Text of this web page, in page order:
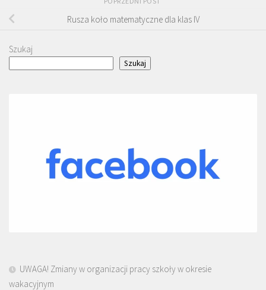
Rusza koło matematyczne dla klas IV
Szukaj
Szukaj
UWAGA! Zmiany w organizacji pracy szkoły w okresie
wakacyjnym